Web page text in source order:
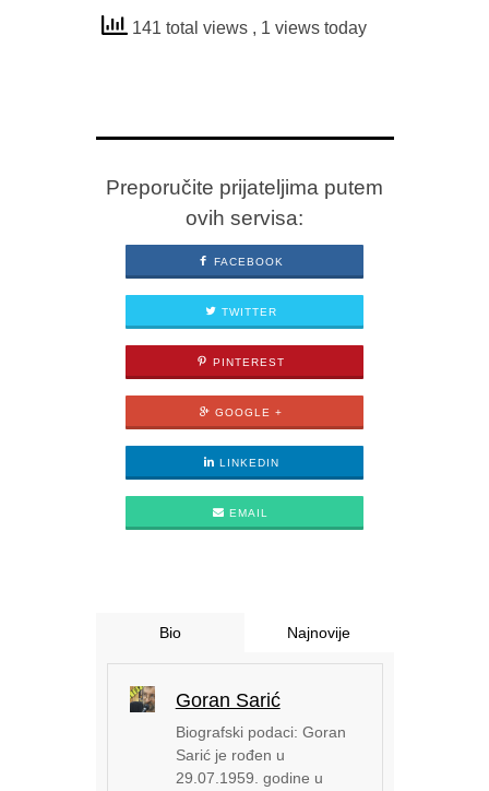
141 total views , 1 views today
Preporučite prijateljima putem
ovih servisa:
FACEBOOK
TWITTER
PINTEREST
GOOGLE +
LINKEDIN
EMAIL
Bio Najnovije
Goran Sarić
Biografski podaci: Goran
Sarić je rođen u
29.07.1959. godine u